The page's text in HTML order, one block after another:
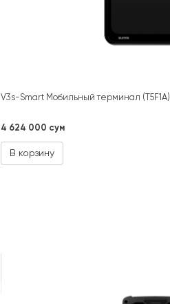
V3s-Smart Мобильный терминал (T5F1A)
4 624 000 сум
В корзину